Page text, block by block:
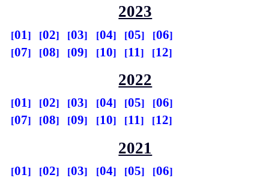
2023
01 02 03 04 05
06
07
08 09 10 11 12
2022
01 02 03 04 05
06
07
08 09 10 11 12
2021
01 02 03 04 05
06